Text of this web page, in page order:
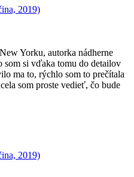
2019)
Yorku, autorka nádherne
som si vďaka tomu do detailov
ma to, rýchlo som to prečítala
som proste vedieť, čo bude
2019)